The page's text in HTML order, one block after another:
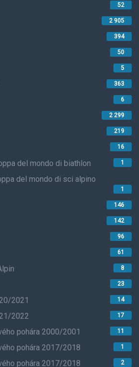
52
2 905
394
50
5
363
6
2 299
219
16
del mondo di biathlon 1
del mondo di sci alpino
1
146
142
96
61
8
23
2021 14
2022 17
pohára 2000/2001 11
pohára 2017/2018 1
pohára 2017/2018 2